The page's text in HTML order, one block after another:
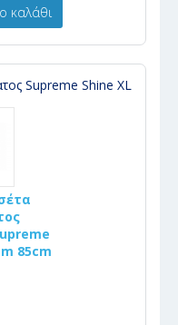
καλάθι
Supreme Shine XL
85cm